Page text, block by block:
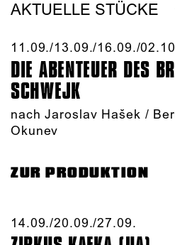
AKTUELLE STÜCKE
11.09./​13.09./​16.09./​
DIE ABENTEUER DES
SCHWEJK
nach Jaroslav Hašek /
Okunev
ZUR PRODUKTION
14.09./​20.09./​27.09.​